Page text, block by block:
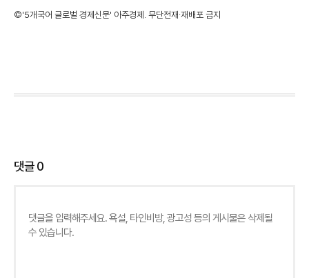
©'5개국어 글로벌 경제신문' 아주경제. 무단전재·재배포 금지
댓글0